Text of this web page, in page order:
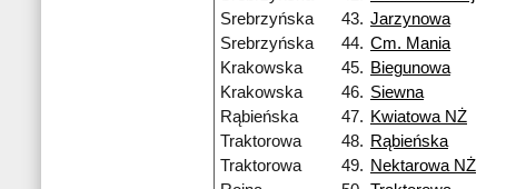
Srebrzyńska
43. Jarzynowa
Srebrzyńska
44. Cm. Mania
Krakowska
45. Biegunowa
Krakowska
46. Siewna
Rąbieńska
47. Kwiatowa NŻ
Traktorowa
48. Rąbieńska
Traktorowa
49. Nektarowa NŻ